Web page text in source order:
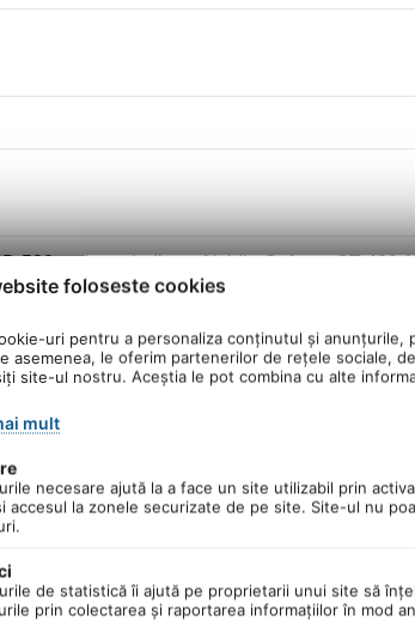
530 + placa dedicata Nvidia Geforce GT 430
foloseste cookies
uri pentru a personaliza conținutul și
asemenea, le oferim partenerilor de rețele sociale,
site-ul nostru. Aceștia le pot combina cu alte
mult
necesare ajută la a face un site utilizabil prin
accesul la zonele securizate de pe site. Site-ul nu
de statistică îi ajută pe proprietarii unui site să
prin colectarea şi raportarea informaţiilor în mod